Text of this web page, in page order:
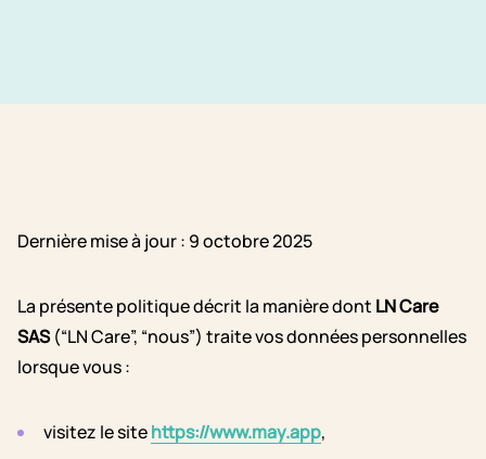
Dernière mise à jour : 9 octobre 2025
La présente politique décrit la manière dont LN Care
SAS(“LN Care”, “nous”) traite vos données personnelles
lorsque vous :
visitez le sitehttps://www.may.app,